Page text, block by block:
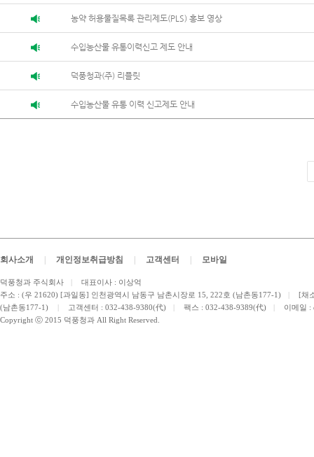
농약 허용물질목록 관리제도(PLS) 홍보 영상
수입농산물 유통이력신고 제도 안내
덕풍청과(주) 리플릿
수입농산물 유통 이력 신고제도 안내
회사소개 개인정보취급방침 고객센터 모바일
덕풍청과 주식회사 |
대표이사 : 이상억
주소 : (우 21620) [과일동] 인천광역시 남동구 남촌시장로 15, 222호 (남촌동177-1)
|
[채
(남촌동177-1)
| 고객센터 : 032-438-9380(代) | 팩스 : 032-438-9389(代) | 이메일 :
Copyright ⓒ 2015 덕풍청과 All Right Reserved.